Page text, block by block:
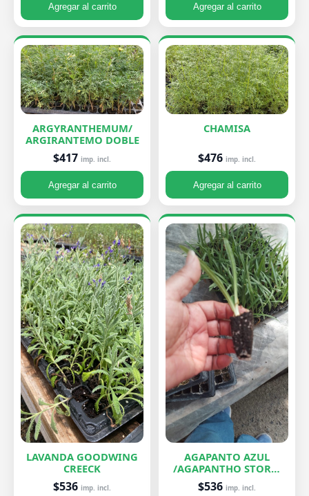
Agregar al carrito Agregar al carrito
ARGYRANTHEMUM/
ARGIRANTEMO DOBLE
$417 imp. incl.
Agregar al carrito
CHAMISA
$476 imp. incl.
Agregar al carrito
LAVANDA GOODWING
CREECK
$536 imp. incl.
AGAPANTO AZUL
/AGAPANTHO STORM
CLOUD
$536 imp. incl.